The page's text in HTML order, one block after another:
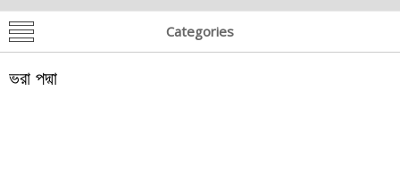
Categories
ভরা পদ্মা